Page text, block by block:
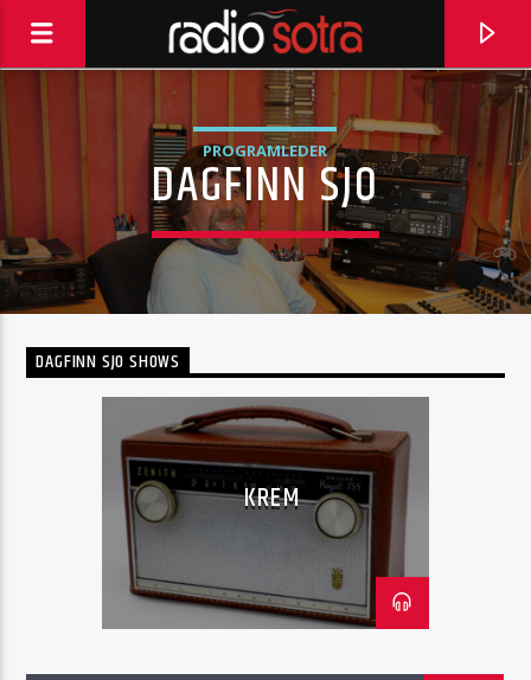
CURRENT TRACK
ALL OVER NOW BABY BLUE
BRYAN FERRY AND ROXY MUSIC
PROGRAMLEDER
DAGFINN SJO
DAGFINN SJO SHOWS
KREM